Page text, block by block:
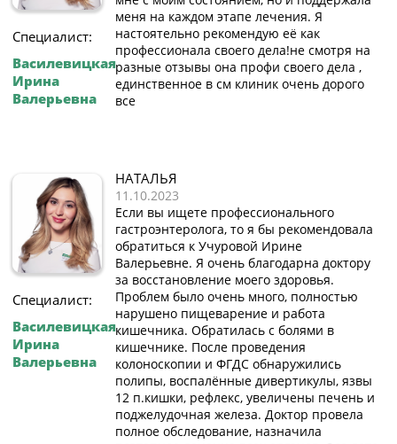
Специалист:
Василевицкая
Ирина
Валерьевна
меня на каждом этапе лечения. Я
настоятельно рекомендую её как
профессионала своего дела!не смотря на
разные отзывы она профи своего дела ,
единственное в см клиник очень дорого
все
Специалист:
Василевицкая
Ирина
Валерьевна
НАТАЛЬЯ
11.10.2023
Если вы ищете профессионального
гастроэнтеролога, то я бы рекомендовала
обратиться к Учуровой Ирине
Валерьевне. Я очень благодарна доктору
за восстановление моего здоровья.
Проблем было очень много, полностью
нарушено пищеварение и работа
кишечника. Обратилась с болями в
кишечнике. После проведения
колоноскопии и ФГДС обнаружились
полипы, воспалённые дивертикулы, язвы
12 п.кишки, рефлекс, увеличены печень и
поджелудочная железа. Доктор провела
полное обследование, назначила